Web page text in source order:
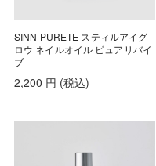
SINN PURETE スティルアイグ
ロウ ネイルオイル ピュアリバイ
ブ
2,200 円 (税込)